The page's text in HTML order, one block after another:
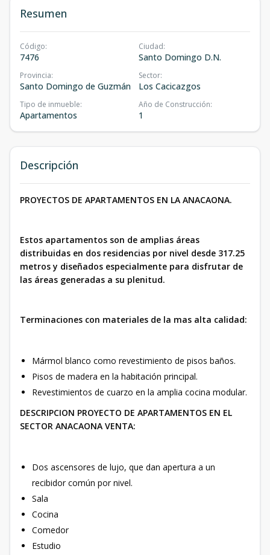
Resumen
Código:
7476
Ciudad:
Santo Domingo D.N.
Provincia:
Santo Domingo de Guzmán
Sector:
Los Cacicazgos
Tipo de inmueble:
Apartamentos
Año de Construcción:
1
Descripción
PROYECTOS DE APARTAMENTOS EN LA ANACAONA.
Estos apartamentos son de amplias áreas
distribuidas en dos residencias por nivel desde 317.25
metros y diseñados especialmente para disfrutar de
las áreas generadas a su plenitud.
Terminaciones con materiales de la mas alta calidad:
Mármol blanco como revestimiento de pisos baños.
Pisos de madera en la habitación principal.
Revestimientos de cuarzo en la amplia cocina modular.
DESCRIPCION PROYECTO DE APARTAMENTOS EN EL
SECTOR ANACAONA VENTA:
Dos ascensores de lujo, que dan apertura a un
recibidor común por nivel.
Sala
Cocina
Comedor
Estudio